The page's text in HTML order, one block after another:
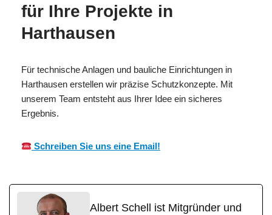
für Ihre Projekte in
Harthausen
Für technische Anlagen und bauliche Einrichtungen in
Harthausen erstellen wir präzise Schutzkonzepte. Mit
unserem Team entsteht aus Ihrer Idee ein sicheres
Ergebnis.
Schreiben Sie uns eine Email!
Albert Schell ist Mitgründer und